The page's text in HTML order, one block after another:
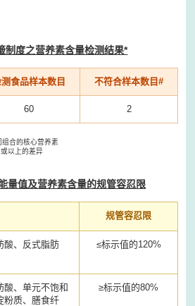
制度之营养素含量检测结果*
食品样本数目 不符合样本数目#
60 2
组合的核心营养素
以上的差异
量值及营养素含量的规管容忍限
规管容忍限
酸、反式脂肪
≤标示值的120%
酸、单元不饱和
粉质、膳食纤
≥标示值的80%